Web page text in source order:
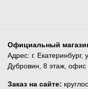
Официальный
Адрес: г.
Дубровин, 8 этаж, офис
Заказ на сайте: